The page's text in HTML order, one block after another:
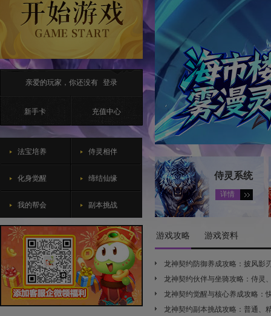
亲爱的玩家，你还没有 登录
新手卡 充值中心
法宝培养 侍灵相伴
化身觉醒 缔结仙缘
我的帮会 副本挑战
侍灵系统
详情
游戏攻略 游戏资料
龙神契约防御养成攻略：披风影
存能力
龙神契约伙伴与坐骑攻略：侍灵
形全解析
龙神契约觉醒与核心养成攻略：
高阶战力
龙神契约副本挑战攻略：普通、
进阶挑战 日常
日常晚宴
帮会
送花玩法
缔结
觉醒化身
扫荡